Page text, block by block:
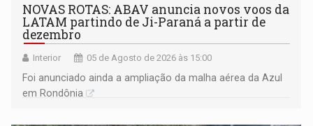
NOVAS ROTAS: ABAV anuncia novos voos da
LATAM partindo de Ji-Paraná a partir de
dezembro
Interior 05 de Agosto de 2026 às 15:00
Foi anunciado ainda a ampliação da malha aérea da Azul
em Rondônia